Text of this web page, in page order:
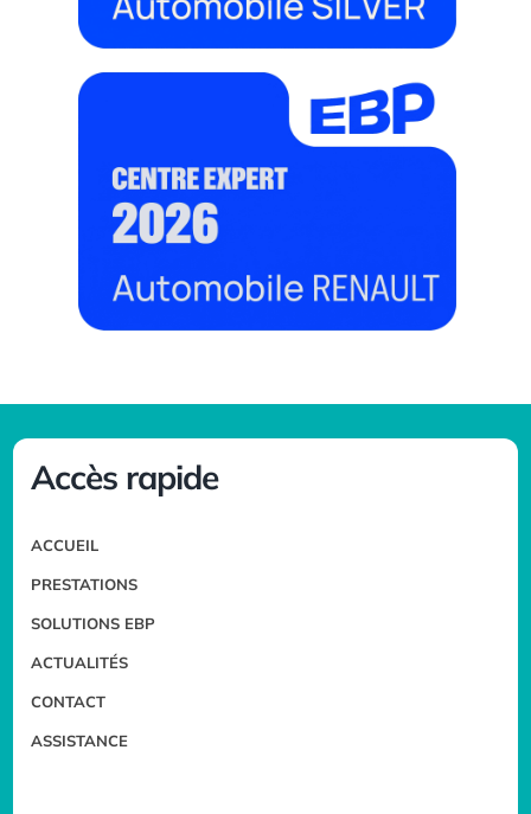
Accès rapide
ACCUEIL
PRESTATIONS
SOLUTIONS EBP
ACTUALITÉS
CONTACT
ASSISTANCE